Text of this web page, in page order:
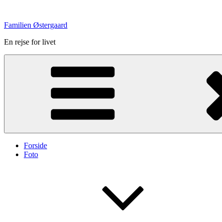
indhold
Familien Østergaard
En rejse for livet
Forside
Foto